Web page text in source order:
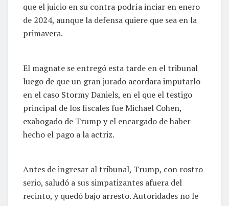
que el juicio en su contra podría inciar en enero
de 2024, aunque la defensa quiere que sea en la
primavera.
El magnate se entregó esta tarde en el tribunal
luego de que un gran jurado acordara imputarlo
en el caso Stormy Daniels, en el que el testigo
principal de los fiscales fue Michael Cohen,
exabogado de Trump y el encargado de haber
hecho el pago a la actriz.
Antes de ingresar al tribunal, Trump, con rostro
serio, saludó a sus simpatizantes afuera del
recinto, y quedó bajo arresto. Autoridades no le